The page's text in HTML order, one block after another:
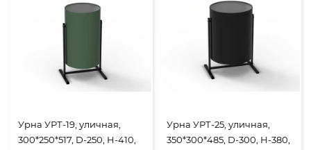
Урна УРТ-19, уличная,
300*250*517, D-250, Н-410,
Урна УРТ-25, уличная,
350*300*485, D-300, Н-380,